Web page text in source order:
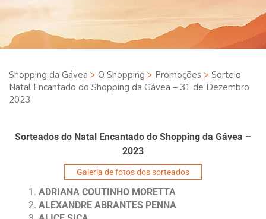
Shopping da Gávea > O Shopping > Promoções > Sorteio
Natal Encantado do Shopping da Gávea – 31 de Dezembro
2023
Sorteados do Natal Encantado do Shopping da Gávea –
2023
Galeria de fotos dos sorteados
ADRIANA COUTINHO MORETTA
ALEXANDRE ABRANTES PENNA